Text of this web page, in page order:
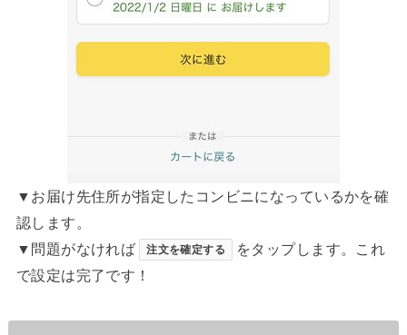
▼お届け先住所が指定したコンビニになっているかを確
認します。
▼問題がなければ
注文を確定する
をタップします。これ
で設定は完了です！